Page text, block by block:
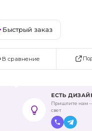
Быстрый заказ
В сравнение
ЕСТЬ
Пришлите нам
свет